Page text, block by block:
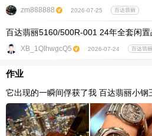
zm888888 2026-07-25 百达翡丽
百达翡丽5160/500R-001 24年全套闲置
XB_1QIhwgcQ5 2026-07-24 百达翡丽
作业
它出现的一瞬间俘获了我 百达翡丽小钢